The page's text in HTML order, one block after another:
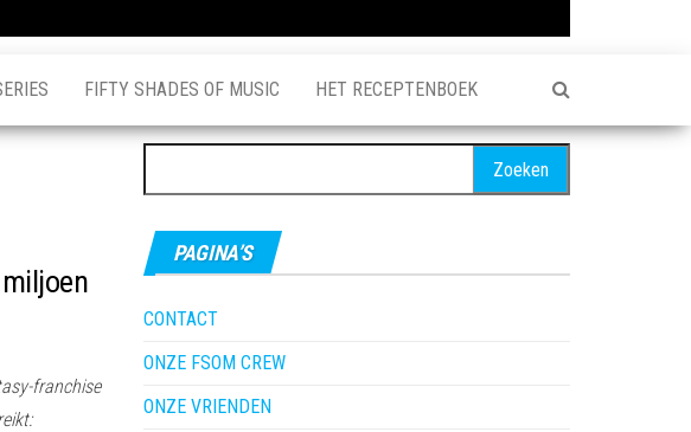
FIFTY SHADES OF MUSIC HET RECEPTENBOEK
franchise
naar:
PAGINA’S
CONTACT
ONZE FSOM CREW
ONZE VRIENDEN